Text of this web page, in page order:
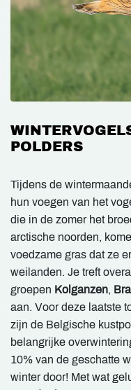
POLDERS
Tijdens de
hun voegen van het
die in de zomer het
arctische noorden,
voedzame gras dat ze
weilanden. Je treft
groepen Kolganzen,
aan. Voor deze laatste
zijn de Belgische
belangrijke
10% van de geschatte
winter door! Met wat